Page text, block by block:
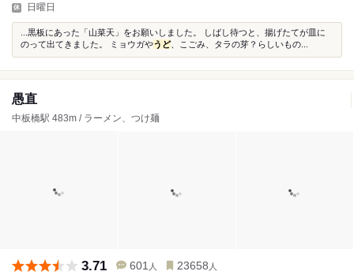
日曜日
...黒板にあった「山菜天」をお願いしました。 しばし待つと、揚げたてが皿に
のって出てきました。 ミョウガやうど、こごみ、タラの芽？らしいもの...
愚直
中板橋駅 483m / ラーメン、つけ麺
3.71 601 人 23658 人